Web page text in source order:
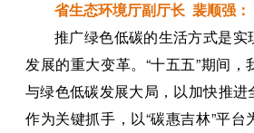
省生态环境厅副厅长 裴顺强：
推广绿色低碳的生活方式是
发展的重大变革。“十五五”期间
与绿色低碳发展大局，以加快推
作为关键抓手，以“碳惠吉林”平